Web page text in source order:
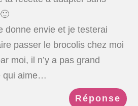
donne envie et je testerai
passer le brocolis chez moi
moi, il n’y a pas grand
qui aime…
Réponse